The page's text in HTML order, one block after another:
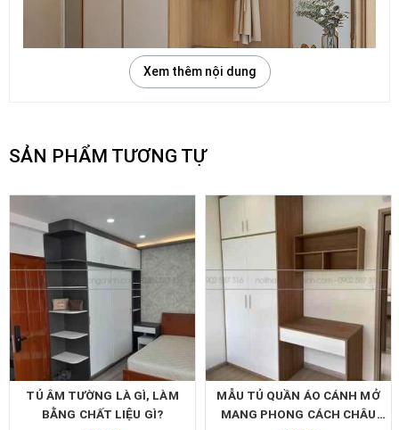
Lựa chọn đơn vị đóng tủ quần áo âm tường
-Có thể nói rằng, sản phẩm nội thất là vật dụng không
thể thiếu trong nhiều gia đình hiện nay bởi chúng giúp
cho việc bảo quản quần áo một cách tốt hơn. Và để có
thể chọn được kiểu tủ ưng ý thì bạn nên chú ý đến màu
sắc, kiểu dáng cũng như diện tích nơi đặt đóng tủ áo tại
hcm như thế nào để có được một tủ đồ thích hợp.
Xem thêm nội dung
SẢN PHẨM TƯƠNG TỰ
TỦ ÂM TƯỜNG LÀ GÌ, LÀM
BẰNG CHẤT LIỆU GÌ?
MẪU TỦ QUẦN ÁO CÁNH MỞ
MANG PHONG CÁCH CHÂU